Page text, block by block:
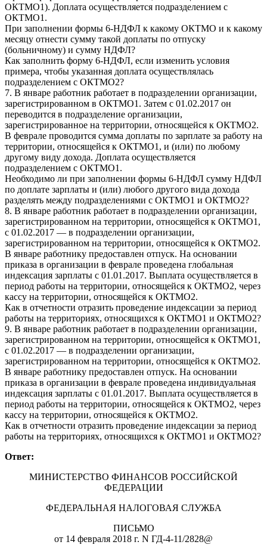
ОКТМО1). Доплата осуществляется подразделением с
ОКТМО1.
При заполнении формы 6-НДФЛ к какому ОКТМО и к какому
месяцу отнести сумму такой доплаты по отпуску
(больничному) и сумму НДФЛ?
Как заполнить форму 6-НДФЛ, если изменить условия
примера, чтобы указанная доплата осуществлялась
подразделением с ОКТМО2?
7. В январе работник работает в подразделении организации,
зарегистрированном в ОКТМО1. Затем с 01.02.2017 он
переводится в подразделение организации,
зарегистрированное на территории, относящейся к ОКТМО2.
В феврале проводится сумма доплаты по зарплате за работу на
территории, относящейся к ОКТМО1, и (или) по любому
другому виду дохода. Доплата осуществляется
подразделением с ОКТМО1.
Необходимо ли при заполнении формы 6-НДФЛ сумму НДФЛ
по доплате зарплаты и (или) любого другого вида дохода
разделять между подразделениями с ОКТМО1 и ОКТМО2?
8. В январе работник работает в подразделении организации,
зарегистрированном на территории, относящейся к ОКТМО1,
с 01.02.2017 — в подразделении организации,
зарегистрированном на территории, относящейся к ОКТМО2.
В январе работнику предоставлен отпуск. На основании
приказа в организации в феврале проведена глобальная
индексация зарплаты с 01.01.2017. Выплата осуществляется в
период работы на территории, относящейся к ОКТМО2, через
кассу на территории, относящейся к ОКТМО2.
Как в отчетности отразить проведение индексации за период
работы на территориях, относящихся к ОКТМО1 и ОКТМО2?
9. В январе работник работает в подразделении организации,
зарегистрированном на территории, относящейся к ОКТМО1,
с 01.02.2017 — в подразделении организации,
зарегистрированном на территории, относящейся к ОКТМО2.
В январе работнику предоставлен отпуск. На основании
приказа в организации в феврале проведена индивидуальная
индексация зарплаты с 01.01.2017. Выплата осуществляется в
период работы на территории, относящейся к ОКТМО2, через
кассу на территории, относящейся к ОКТМО2.
Как в отчетности отразить проведение индексации за период
работы на территориях, относящихся к ОКТМО1 и ОКТМО2?
Ответ:
МИНИСТЕРСТВО ФИНАНСОВ РОССИЙСКОЙ
ФЕДЕРАЦИИ
ФЕДЕРАЛЬНАЯ НАЛОГОВАЯ СЛУЖБА
ПИСЬМО
от 14 февраля 2018 г. N ГД-4-11/2828@